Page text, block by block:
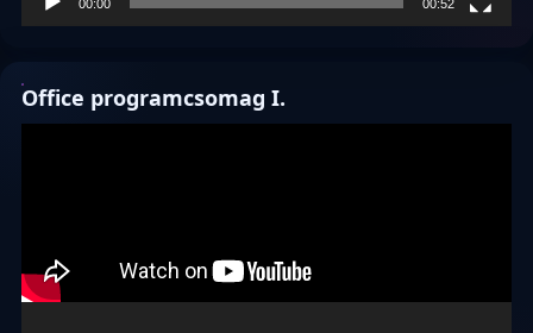
00:00 00:52
Office programcsomag I.